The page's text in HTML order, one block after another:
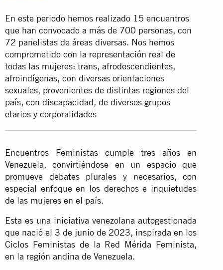
En este periodo hemos realizado 15 encuentros
que han convocado a más de 700 personas, con
72 panelistas de áreas diversas. Nos hemos
comprometido con la representación real de
todas las mujeres: trans, afrodescendientes,
afroindígenas, con diversas orientaciones
sexuales, provenientes de distintas regiones del
país, con discapacidad, de diversos grupos
etarios y corporalidades
Encuentros Feministas cumple tres años en
Venezuela, convirtiéndose en un espacio que
promueve debates plurales y necesarios, con
especial enfoque en los derechos e inquietudes
de las mujeres en el país.
Esta es una iniciativa venezolana autogestionada
que nació el 3 de junio de 2023, inspirada en los
Ciclos Feministas de la Red Mérida Feminista,
en la región andina de Venezuela.